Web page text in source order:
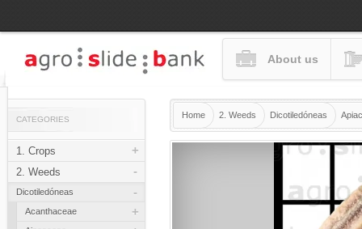
About us
CATEGORIES
1. Crops +
2. Weeds
Dicotiledóneas
Acanthaceae
+
-
-
Home 2. Weeds Dicotiledóneas